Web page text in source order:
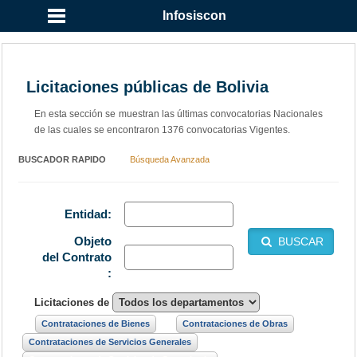
Infosiscon
Licitaciones públicas de Bolivia
En esta sección se muestran las últimas convocatorias Nacionales
de las cuales se encontraron 1376 convocatorias Vigentes.
BUSCADOR RAPIDO Búsqueda Avanzada
Entidad:
BUSCAR
Objeto
del Contrato
:
Licitaciones de
Contrataciones de Bienes
Contrataciones de Obras
Contrataciones de Servicios Generales